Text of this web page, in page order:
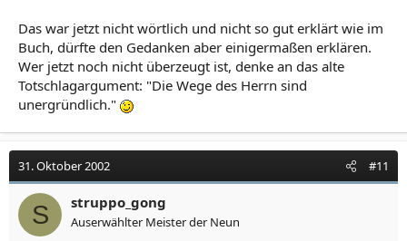
Das war jetzt nicht wörtlich und nicht so gut erklärt wie im
Buch, dürfte den Gedanken aber einigermaßen erklären.
Wer jetzt noch nicht überzeugt ist, denke an das alte
Totschlagargument: "Die Wege des Herrn sind
unergründlich."
31. Oktober 2002 #11
S struppo_gong
Auserwählter Meister der Neun